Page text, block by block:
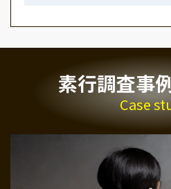
素行調査事
Case